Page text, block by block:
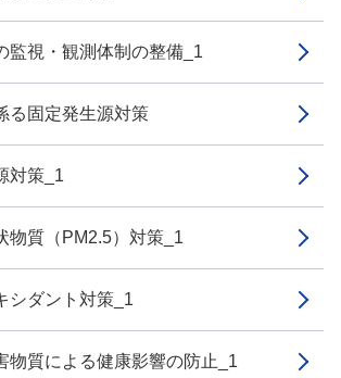
視・観測体制の整備_1
固定発生源対策
対策_1
質（PM2.5）対策_1
ダント対策_1
質による健康影響の防止_1